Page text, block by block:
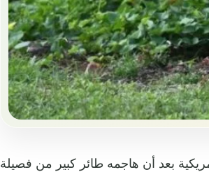
فلوريدا الأمريكية بعد أن هاجمه طائر كبير من فصيلة